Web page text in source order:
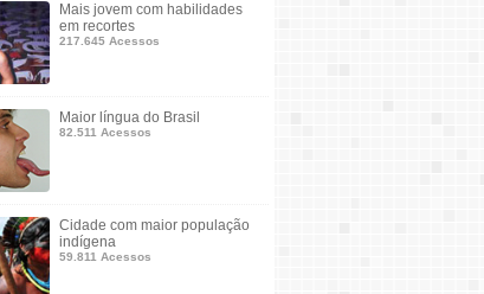
Mais jovem com habilidades
em recortes
217.645 Acessos
Maior língua do Brasil
82.511 Acessos
Cidade com maior população
indígena
59.811 Acessos